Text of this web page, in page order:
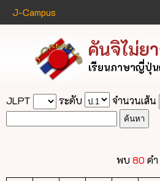
J-Campus
คันจิไม่ย
เรียนภาษาญี่ปุ่น
JLPT ระดับ จำนวนเส้น
พบ80 คำ